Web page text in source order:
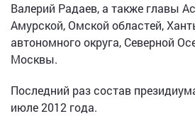
Валерий Радаев, а также главы
Амурской, Омской областей,
автономного округа, Северной
Москвы.
Последний раз состав
июле 2012 года.